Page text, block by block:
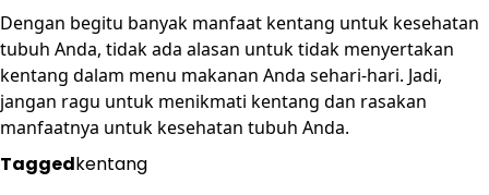
Dengan begitu banyak manfaat kentang untuk kesehatan
tubuh Anda, tidak ada alasan untuk tidak menyertakan
kentang dalam menu makanan Anda sehari-hari. Jadi,
jangan ragu untuk menikmati kentang dan rasakan
manfaatnya untuk kesehatan tubuh Anda.
Taggedkentang